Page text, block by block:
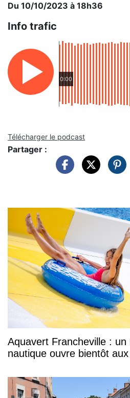
Du 10/10/2023 à 18h36
Info trafic
0:00
Télécharger le podcast
Partager :
Aquavert Francheville :
nautique ouvre bientôt